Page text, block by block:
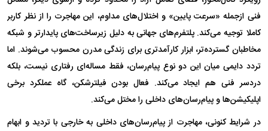
فنی ازجمله «سرعت پایین» و اختلال‌های مداوم، این مهاجرت را از نظر کاربر
کاملا توجیه می‌کند. پلتفرم‌های جهانی به دلیل زیرساخت‌های پایدارتر و شبکه
مخاطبان گسترده‌تر، ابزار کارآمدتری برای زندگی مدرن محسوب می‌شوند. اما
تردد دایمی میان این دو نوع پیام‌رسان، فقط مساله‌ای رفتاری نیست، بلکه
دردسر فنی هم ایجاد می‌کند. فعال بودن فیلترشکن، گاه عملکرد برخی
اپلیکیشن‌ها و پیام‌رسان‌های داخلی را مختل می‌کند.
در شرایط کنونی، مهاجرت از پیام‌رسان‌های داخلی به خارجی با تردید و ابهام